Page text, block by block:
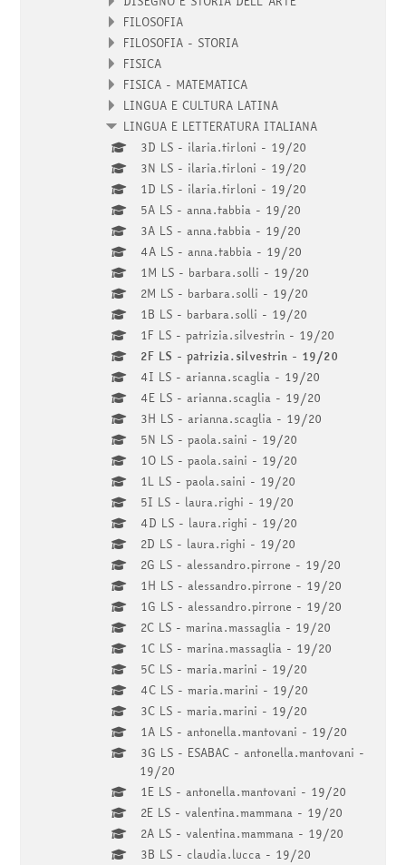
FILOSOFIA
FILOSOFIA - STORIA
FISICA
FISICA - MATEMATICA
LINGUA E CULTURA LATINA
LINGUA E LETTERATURA ITALIANA
3D LS - ilaria.tirloni - 19/20
3N LS - ilaria.tirloni - 19/20
1D LS - ilaria.tirloni - 19/20
5A LS - anna.tabbia - 19/20
3A LS - anna.tabbia - 19/20
4A LS - anna.tabbia - 19/20
1M LS - barbara.solli - 19/20
2M LS - barbara.solli - 19/20
1B LS - barbara.solli - 19/20
1F LS - patrizia.silvestrin - 19/20
2F LS - patrizia.silvestrin - 19/20
4I LS - arianna.scaglia - 19/20
4E LS - arianna.scaglia - 19/20
3H LS - arianna.scaglia - 19/20
5N LS - paola.saini - 19/20
1O LS - paola.saini - 19/20
1L LS - paola.saini - 19/20
5I LS - laura.righi - 19/20
4D LS - laura.righi - 19/20
2D LS - laura.righi - 19/20
2G LS - alessandro.pirrone - 19/20
1H LS - alessandro.pirrone - 19/20
1G LS - alessandro.pirrone - 19/20
2C LS - marina.massaglia - 19/20
1C LS - marina.massaglia - 19/20
5C LS - maria.marini - 19/20
4C LS - maria.marini - 19/20
3C LS - maria.marini - 19/20
1A LS - antonella.mantovani - 19/20
3G LS - ESABAC - antonella.mantovani -
19/20
1E LS - antonella.mantovani - 19/20
2E LS - valentina.mammana - 19/20
2A LS - valentina.mammana - 19/20
3B LS - claudia.lucca - 19/20